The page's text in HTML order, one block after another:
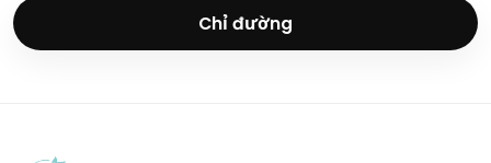
Chỉ đường